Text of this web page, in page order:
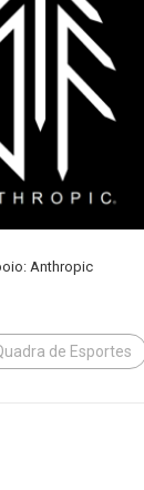
Anthropic
de Esportes